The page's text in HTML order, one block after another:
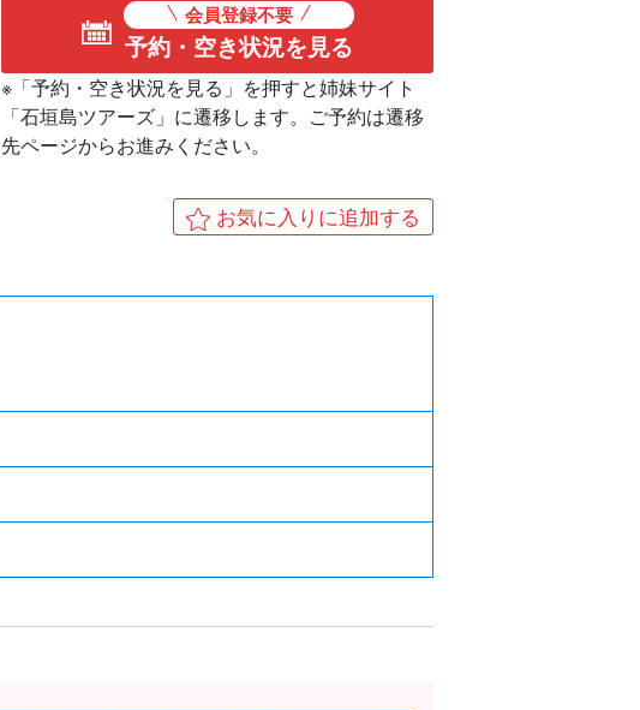
会員登録不要
予約・空き状況を見る
※「予約・空き状況を見る」を押すと姉妹サイト
「石垣島ツアーズ」に遷移します。ご予約は遷移
先ページからお進みください。
お気に入りに追加する